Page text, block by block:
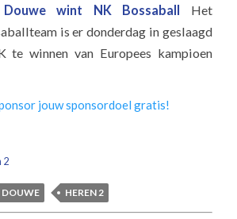
Douwe wint NK Bossaball Het
is er donderdag in geslaagd
te winnen van Europees kampioen
2
DOUWE HEREN 2